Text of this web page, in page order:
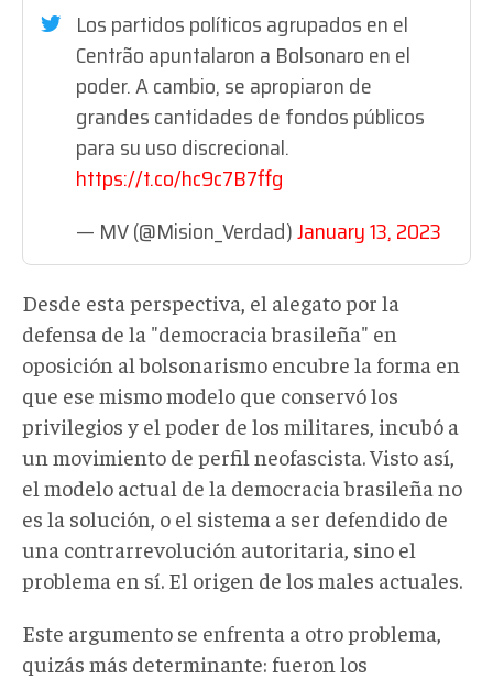
Los partidos políticos agrupados en el
Centrão apuntalaron a Bolsonaro en el
poder. A cambio, se apropiaron de
grandes cantidades de fondos públicos
para su uso discrecional.
https://t.co/hc9c7B7ffg
— MV (@Mision_Verdad)January 13, 2023
Desde esta perspectiva, el alegato por la
defensa de la "democracia brasileña" en
oposición al bolsonarismo encubre la forma en
que ese mismo modelo que conservó los
privilegios y el poder de los militares, incubó a
un movimiento de perfil neofascista. Visto así,
el modelo actual de la democracia brasileña no
es la solución, o el sistema a ser defendido de
una contrarrevolución autoritaria, sino el
problema en sí. El origen de los males actuales.
Este argumento se enfrenta a otro problema,
quizás más determinante: fueron los